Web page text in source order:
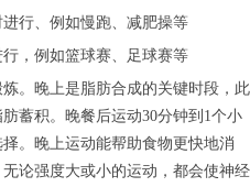
行、例如慢跑、减肥操等
，例如篮球赛、足球赛等
晚上是脂肪合成的关键时段，此
蓄积。晚餐后运动30分钟到1个小
。晚上运动能帮助食物更快地消
论强度大或小的运动，都会使神经